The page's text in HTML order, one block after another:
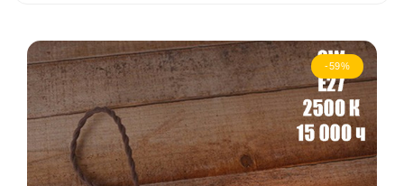
-59%